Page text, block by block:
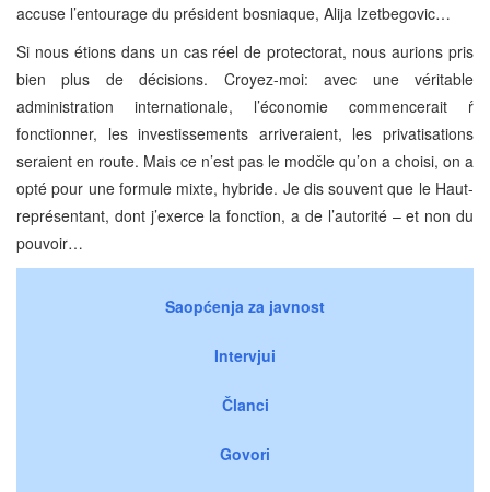
accuse l’entourage du président bosniaque, Alija Izetbegovic…
Si nous étions dans un cas réel de protectorat, nous aurions pris
bien plus de décisions. Croyez-moi: avec une véritable
administration internationale, l’économie commencerait ŕ
fonctionner, les investissements arriveraient, les privatisations
seraient en route. Mais ce n’est pas le modčle qu’on a choisi, on a
opté pour une formule mixte, hybride. Je dis souvent que le Haut-
représentant, dont j’exerce la fonction, a de l’autorité – et non du
pouvoir…
Saopćenja za javnost
Intervjui
Članci
Govori